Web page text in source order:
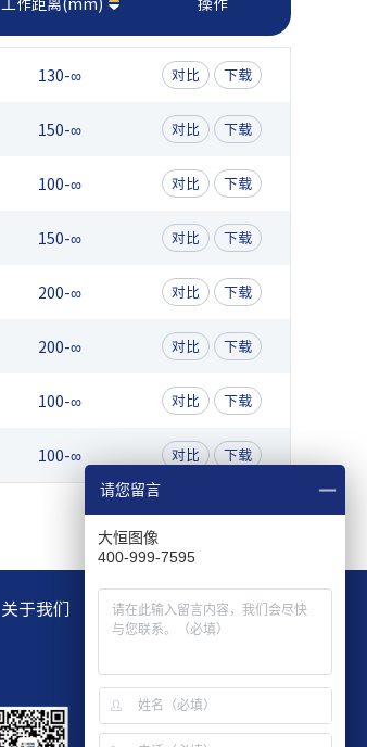
130-∞ 对比 下载
150-∞ 对比 下载
100-∞ 对比 下载
150-∞ 对比 下载
200-∞ 对比 下载
200-∞ 对比 下载
100-∞ 对比 下载
100-∞ 对比 下载
关于我们
请您留言
大恒图像
400-999-7595